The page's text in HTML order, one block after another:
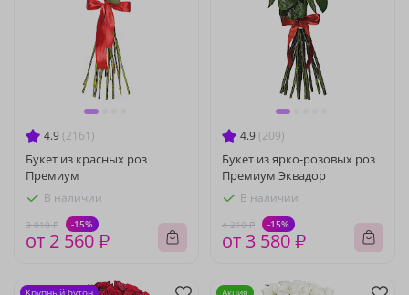
4.9 (2161)
Букет из красных роз
Премиум
В наличии
3 010 ₽ -15%
от 2 560 ₽
4.9 (209)
Букет из ярко-розовых роз
Премиум Эквадор
В наличии
4 210 ₽ -15%
от 3 580 ₽
Крупный бутон Акция